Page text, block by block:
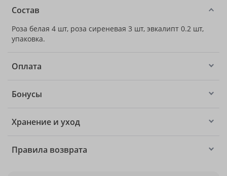
Состав
Роза белая 4 шт, роза сиреневая 3 шт, эвкалипт 0.2 шт,
упаковка.
Оплата
Бонусы
Хранение и уход
Правила возврата